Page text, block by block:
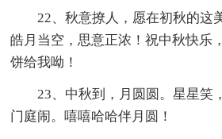
22、秋意撩人，愿在初秋的这
皓月当空，思意正浓！祝中秋快乐
饼给我呦！
23、中秋到，月圆圆。星星笑
门庭闹。嘻嘻哈哈伴月圆！